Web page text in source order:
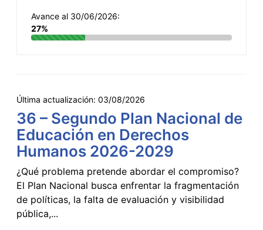
Avance al 30/06/2026:
27%
Última actualización: 03/08/2026
36 – Segundo Plan Nacional de
Educación en Derechos
Humanos 2026-2029
¿Qué problema pretende abordar el compromiso?
El Plan Nacional busca enfrentar la fragmentación
de políticas, la falta de evaluación y visibilidad
pública,...